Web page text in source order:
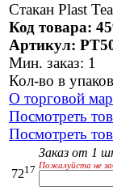
Стакан Plast
Код товара:
Артикул:
Мин. заказ: 1
Кол-во в
О торговой
Посмотреть
Посмотреть
7217
Заказ от 1
Пожалуйста не